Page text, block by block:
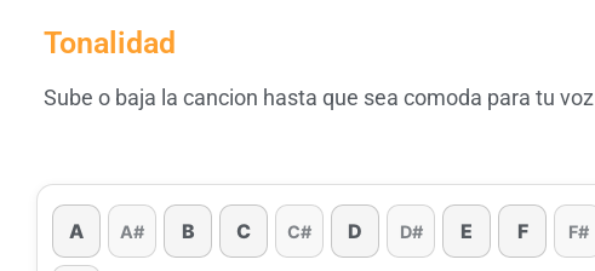
Tonalidad
Sube o baja la cancion hasta que sea comoda para tu voz
A A# B C C# D D# E F F#